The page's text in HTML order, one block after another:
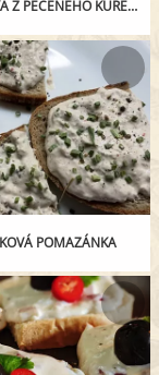
POMAZÁNKA Z PEČENÉHO KUŘETE
POMAZÁNKA